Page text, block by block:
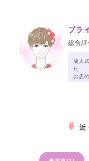
ブラ
総合評
成人
た
お店
近